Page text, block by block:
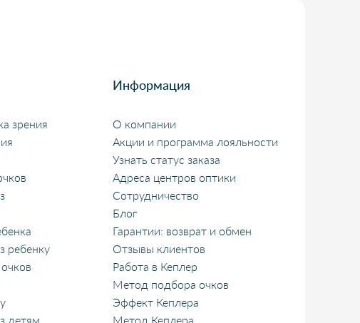
О компании
Акции и программа лояльности
Узнать статус заказа
Адреса центров оптики
Сотрудничество
Блог
Гарантии: возврат и обмен
Отзывы клиентов
Работа в Кеплер
Метод подбора очков
Эффект Кеплера
Метод Кеплера
зрения
ребенку
детям
Информация